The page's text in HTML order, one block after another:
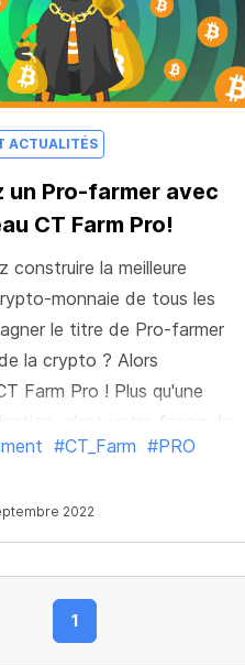
ACTUALITÉS
un Pro-farmer avec
CT Farm Pro!
construire la meilleure
monnaie de tous les
le titre de Pro-farmer
la crypto ? Alors
Farm Pro ! Plus qu'une
c'est votre façon de
nouveaux sommets et
revenus en BTC très
Farm est
#CT_Farm #PRO
2022
1